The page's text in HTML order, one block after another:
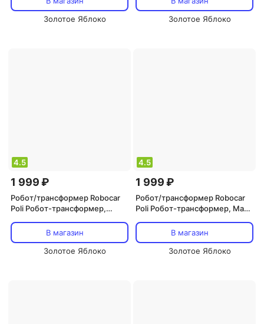
Золотое Яблоко
Золотое Яблоко
4.5
1 999 ₽
Робот/трансформер Robocar
Poli Робот-трансформер,
В магазин
Золотое Яблоко
4.5
1 999 ₽
Робот/трансформер Robocar
Poli Робот-трансформер, Марк
В магазин
Золотое Яблоко